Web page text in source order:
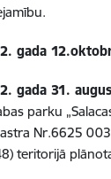
gada
gada 31.
parku
Nr.6625
teritorijā